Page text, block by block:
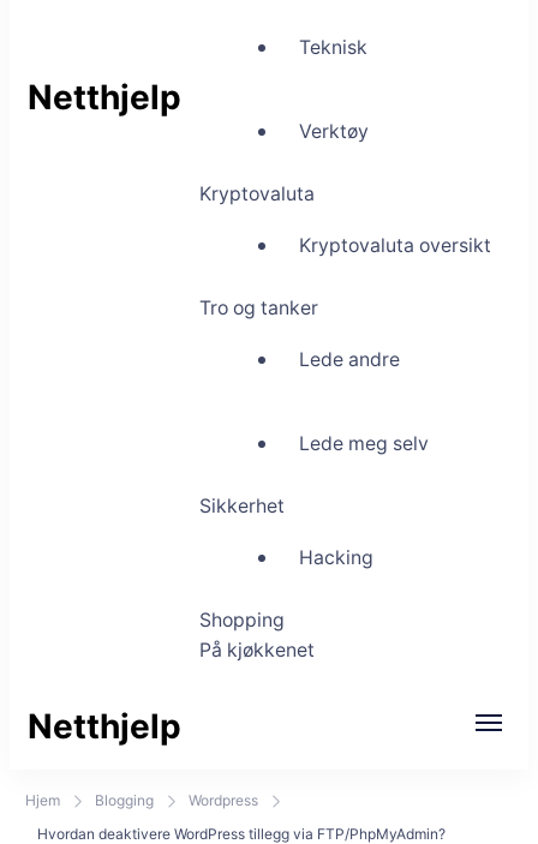
Netthjelp
Teknisk
Verktøy
Kryptovaluta
Kryptovaluta oversikt
Tro og tanker
Lede andre
Lede meg selv
Sikkerhet
Hacking
Shopping
På kjøkkenet
Netthjelp
Hjem Blogging
Wordpress
Hvordan deaktivere WordPress tillegg via FTP/PhpMyAdmin?